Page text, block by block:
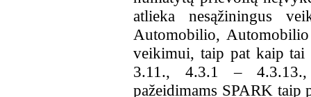
atlieka nesąžiningus
Automobilio,
veikimui, taip pat kaip tai
3.11., 4.3.1 –
pažeidimams SPARK